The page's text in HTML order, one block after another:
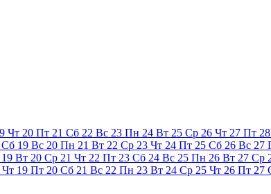
Чт 20 Пт 21 Сб 22 Вс 23 Пн 24 Вт 25 Ср 26 Чт 27 Пт 28
Сб 19 Вс 20 Пн 21 Вт 22 Ср 23 Чт 24 Пт 25 Сб 26 Вс 27
19 Вт 20 Ср 21 Чт 22 Пт 23 Сб 24 Вс 25 Пн 26 Вт 27 Ср
Чт 19 Пт 20 Сб 21 Вс 22 Пн 23 Вт 24 Ср 25 Чт 26 Пт 27